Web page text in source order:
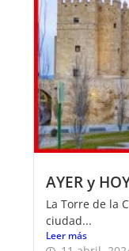
AYER y
La Torre de la
ciudad...
Leer más